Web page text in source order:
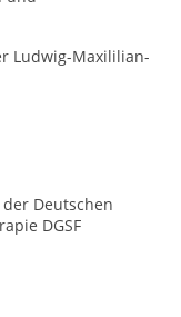
Ludwig-Maxililian-
Deutschen
DGSF